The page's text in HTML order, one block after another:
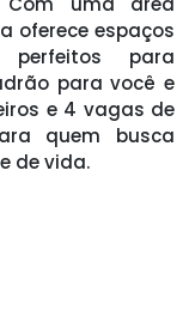
oferece espaços
para
para você e
e 4 vagas de
quem busca
de vida.